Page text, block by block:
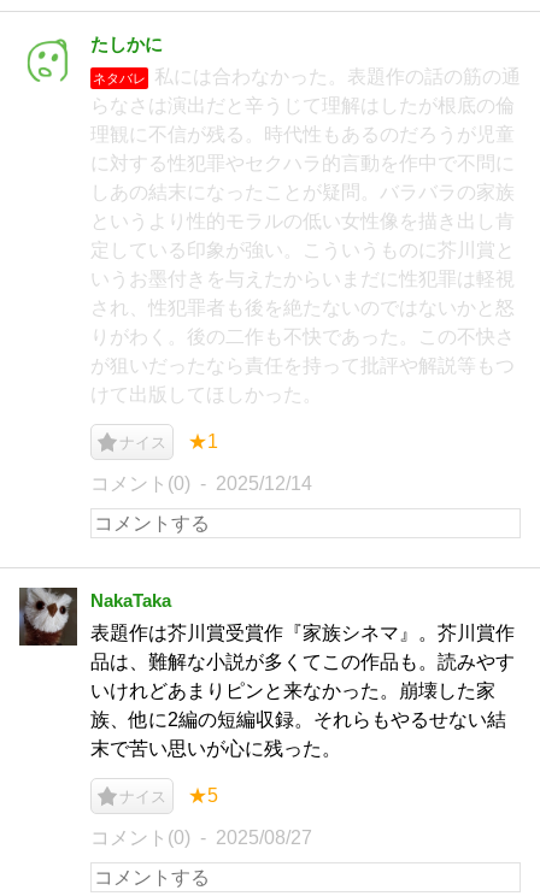
たしかに
ネタバレ
私には合わなかった。表題作の話の筋の通
らなさは演出だと辛うじて理解はしたが根底の倫
理観に不信が残る。時代性もあるのだろうが児童
に対する性犯罪やセクハラ的言動を作中で不問に
しあの結末になったことが疑問。バラバラの家族
というより性的モラルの低い女性像を描き出し肯
定している印象が強い。こういうものに芥川賞と
いうお墨付きを与えたからいまだに性犯罪は軽視
され、性犯罪者も後を絶たないのではないかと怒
りがわく。後の二作も不快であった。この不快さ
が狙いだったなら責任を持って批評や解説等もつ
けて出版してほしかった。
ナイス ★1
コメント(0) 2025/12/14
NakaTaka
表題作は芥川賞受賞作『家族シネマ』。芥川賞作
品は、難解な小説が多くてこの作品も。読みやす
いけれどあまりピンと来なかった。崩壊した家
族、他に2編の短編収録。それらもやるせない結
末で苦い思いが心に残った。
ナイス ★5
コメント(0) 2025/08/27